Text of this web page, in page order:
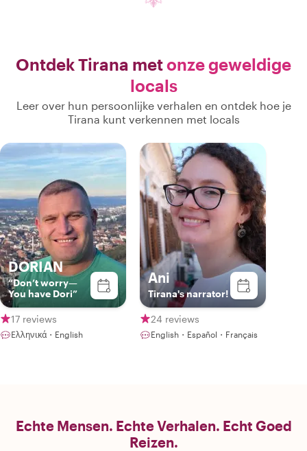
Ontdek Tirana metonze geweldige
locals
Leer over hun persoonlijke verhalen en ontdek hoe je
Tirana kunt verkennen met locals
DORIAN
“Don’t worry—
You have Dori”
17 reviews
Ελληνικά・English
Ani
Tirana's narrator!
24 reviews
English・Español・Français
Echte Mensen. Echte Verhalen. Echt Goed
Reizen.